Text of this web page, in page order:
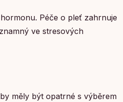
Péče o pleť zahrnuje
ve stresových
měly být opatrné s výběrem